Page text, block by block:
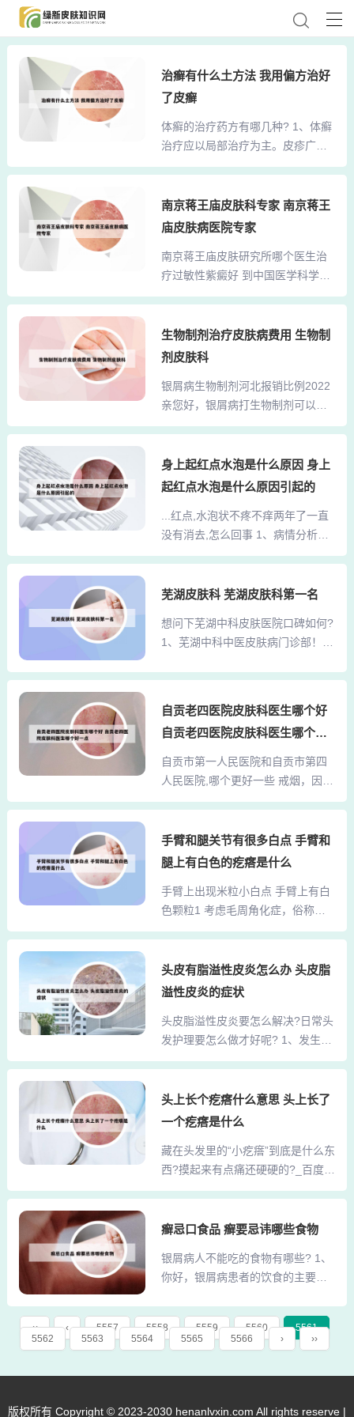
治癣有什么土方法 我用偏方治好
了皮癣
体癣的治疗药方有哪几种? 1、体癣
治疗应以局部治疗为主。皮疹广泛
严重者，可考虑全身治疗。 全身治
灰黄霉0.2g，一天3次，疗程为3-4
周；或酮康唑200mg，一天1-2次；
天，连用15天。2、体癣这样的皮肤
疾病出现后，很多患者比较倾向于
西药的外用药膏去治疗，的确这样
要根除出几乎是不可能的，那么，
下面我们一起了解下体癣的中药材
主，可以选用酮...
南京蒋王庙皮肤科专家 南京蒋王
庙皮肤病医院专家
南京蒋王庙皮肤研究所哪个医生治
疗过敏性紫癜好 到中国医学科学院
皮肤病研究所（中国医学科学院皮
所”，在城东，紫金山北麓，蒋王庙
12号。你查一下地图就行了。这个
意，那边一些挂了皮肤病医院的有
好几家。南京市蒋王庙的南京皮肤
病研究所是南京市公立专科皮肤病
院已经有了了几十年的历史了。南
京的皮肤研究所地址：江苏省南京
三甲医院皮肤科，又或者皮肤专科
医院之类的机构，相对来说...
生物制剂治疗皮肤病费用 生物制
剂皮肤科
银屑病生物制剂河北报销比例2022
亲您好，银屑病打生物制剂可以报
销医保报销比例为85%，如果超出
按：0-4万元以下报销85%，4万元-
8万元以下报销90%，8万元以上报
病起付标准为100元，起付标准以上
的费用报销比例为60%，按一档、
二档缴费的，年度支付限额分别为5
二代银屑病生物制剂，由于该类药
行产品购买后，使用医保进行产品
报销时，其官方所给出的报销...
身上起红点水泡是什么原因 身上
起红点水泡是什么原因引起的
...红点,水泡状不疼不痒两年了一直
没有消去,怎么回事 1、病情分析：
考虑是毛囊及皮脂腺阻塞发炎所引
内分泌失调等有关。 指导意见： 建
唑，外用维胺酯维E软膏。2、血液
疾病：如过敏性紫癜、血小板减少
板、白细胞、红细胞有无问题，如
果有问题，需要到血液科进一步检
头痛和畏寒的现象。皮肤上出现很
多不疼不痒的小红点， 有可能是自
身的疾病导...
芜湖皮肤科 芜湖皮肤科第一名
想问下芜湖中科皮肤医院口碑如何?
1、芜湖中科中医皮肤病门诊部！！
科中医皮肤病门诊部评价非常好，
他家都能有一个好的评价，好的诊
断，这样才是比较好的一种方式。
3、这个中科的皮肤病医院呢还是不
错的，你如果想去看看可以试验一
业的医疗团队和先进的诊疗设备而
闻名。医院拥有一支经验丰富的皮
和掌握最新的治疗方法，能够提供
全面的皮肤诊疗服务。5、色斑的形
成原因是比较多，...
自贡老四医院皮肤科医生哪个好
自贡老四医院皮肤科医生哪个好
一点
自贡市第一人民医院和自贡市第四
人民医院,哪个更好一些 戒烟，因吸
烟能使血液粘滞度改变，血液变粘
（三级甲等） 医院特色：普外科，
心血管内科 地址：四川省自贡市尚
院 （三级乙等） 国家级爱婴医院，
综合性医院。我觉得两个都是三甲
医院都挺不错，只要能进都已经非
择。听说一医院的内科好，四医院
的外科好。我也不知道是否真实。
一人民医院 （三级甲等） 医院特
色：普外科...
手臂和腿关节有很多白点 手臂和
腿上有白色的疙瘩是什么
手臂上出现米粒小白点 手臂上有白
色颗粒1 考虑毛周角化症，俗称鸡
皮肤，该病主要表现为四肢外侧，
米粒样物质，为角化不全的产物，
青春期为重，随着年龄增加可自行
解。根据你的描述，你没有其他明
显疼痛和症状，这种情况可能是突
发性，考虑皮肤炎症不是很严重。
解，必要时使用硼酸软膏，氧化锌
新霉素软膏等药物治疗。手臂上出
的皮肤问题。这种情况可能是因为
多种原因引起的，例如过敏、...
头皮有脂溢性皮炎怎么办 头皮脂
溢性皮炎的症状
头皮脂溢性皮炎要怎么解决?日常头
发护理要怎么做才好呢? 1、发生在
头皮上的脂溢性皮炎的处理方法和
多数用药需要使用洗发水剂型。
二，头皮屑多的病因 1，卫生，对
生造成的，或者是用了不适合的洗
发护发产品诱发。2、这种情况，很
容易造成脂溢性皮炎，所以一定要
弱酸性的婴幼儿洗发水，比如花香
净，使用段时间后，就可以调理头
发发质。3、头部患者，保持头部清
洁，但不要常洗头，一...
头上长个疙瘩什么意思 头上长了
一个疙瘩是什么
藏在头发里的“小疙瘩”到底是什么东
西?摸起来有点痛还硬硬的?_百度
知... 这种现象从某个角度解释是你
头上的红疙瘩实际上应是痤疮的一
改善你的饮食习惯。少吃辛辣，高
脂，高糖，高发的酸性食物。忌
题分析： 宝宝这个头皮出现白色小
疙瘩有可能是这个小儿湿疹，主要
敏所致。问题分析： 你好，考虑是
癣忌口食品 癣要忌讳哪些食物
银屑病人不能吃的食物有哪些? 1、
你好，银屑病患者的饮食的主要原
银屑病什么东西不能吃 应忌食烟酒
辣椒、羊肉、鱼虾海鲜等辛腥发散
的温热之品。酒的主要成分为乙
不但可以加重本病，而且酒精对肝
‹‹ ‹ 5557 5558 5559 5560
5561
5562
5563 5564 5565 5566 › ››
版权所有 Copyright © 2023-2030 henanlvxin.com All rights reserve |